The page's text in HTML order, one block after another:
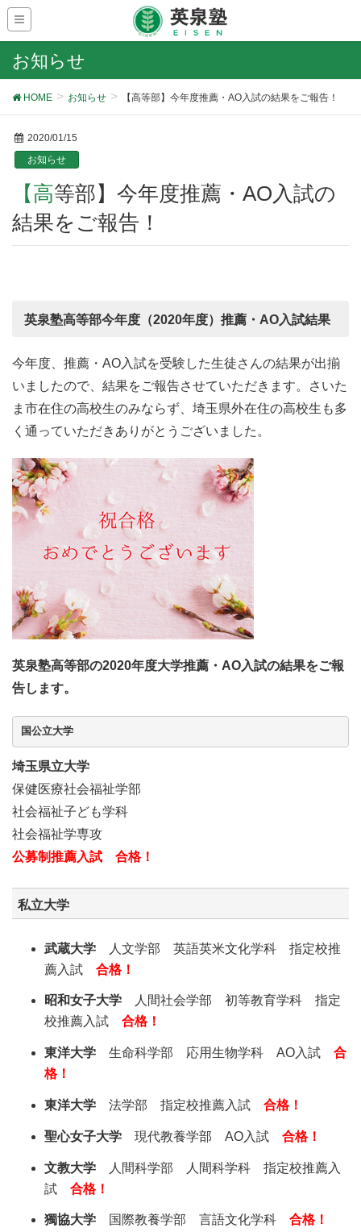
お知らせ
HOME お知らせ 【高等部】今年度推薦・AO入試の結果をご報告！
2020/01/15
お知らせ
【高等部】今年度推薦・AO入試の
結果をご報告！
英泉塾高等部今年度（2020年度）推薦・AO入試結果
今年度、推薦・AO入試を受験した生徒さんの結果が出揃
いましたので、結果をご報告させていただきます。さいた
ま市在住の高校生のみならず、埼玉県外在住の高校生も多
く通っていただきありがとうございました。
英泉塾高等部の2020年度大学推薦・AO入試の結果をご報
告します。
国公立大学
埼玉県立大学
保健医療社会福祉学部
社会福祉子ども学科
社会福祉学専攻
公募制推薦入試 合格！
私立大学
武蔵大学
人文学部 英語英米文化学科 指定校推
薦入試 合格！
昭和女子大学
人間社会学部 初等教育学科 指定
校推薦入試
合格！
東洋大学 生命科学部 応用生物学科 AO入試
合
格！
東洋大学 法学部 指定校推薦入試 合格！
聖心女子大学 現代教養学部 AO入試 合格！
文教大学
人間科学部 人間科学科 指定校推薦入
試
合格！
獨協大学 国際教養学部 言語文化学科 合格！